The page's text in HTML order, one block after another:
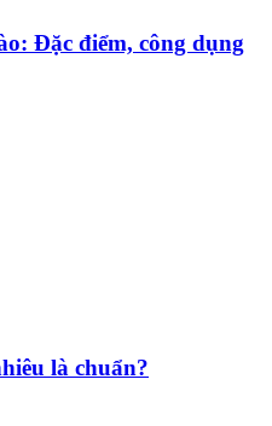
Đặc điểm, công dụng
là chuẩn?